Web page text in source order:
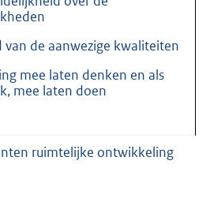
van de aanwezige kwaliteiten
mee laten denken en als
mee laten doen
ruimtelijke ontwikkeling